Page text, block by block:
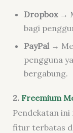
Dropbox→
bagi
PayPal→
pengguna
bergabung.
2. Freemium
Pendekatan
fitur terbatas